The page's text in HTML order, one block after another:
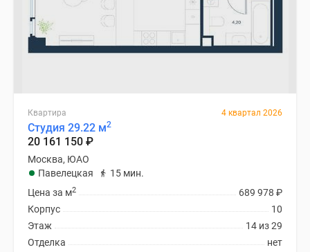
Квартира 4 квартал 2026
Студия 29.22 м2
20 161 150 ₽
Москва, ЮАО
Павелецкая
15 мин.
689 978 ₽
Цена за м2
10
Корпус
14 из 29
Этаж
нет
Отделка